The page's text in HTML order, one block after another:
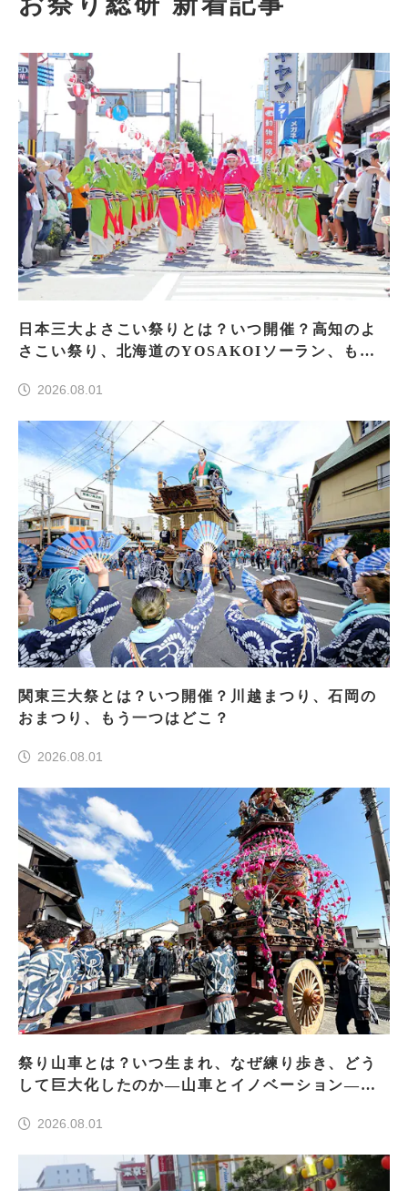
日本三大よさこい祭りとは？いつ開催？高知のよ
さこい祭り、北海道のYOSAKOIソーラン、もう
2026.08.01
関東三大祭とは？いつ開催？川越まつり、石岡の
おまつり、もう一つはどこ？
2026.08.01
祭り山車とは？いつ生まれ、なぜ練り歩き、どう
して巨大化したのか―山車とイノベーション―＜
2026.08.01